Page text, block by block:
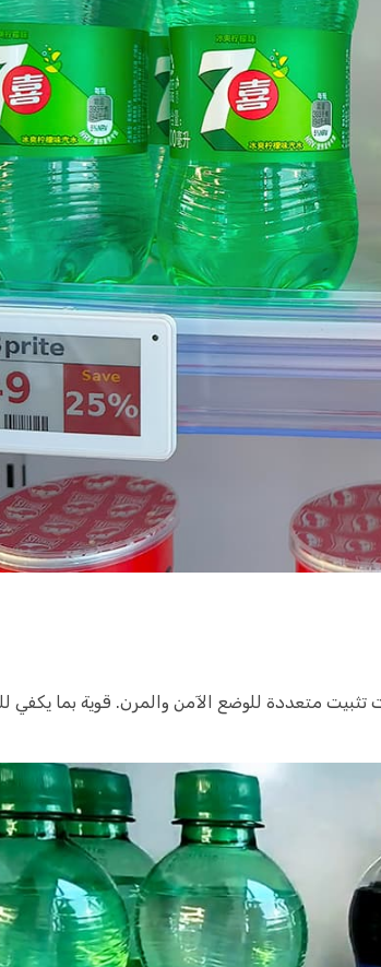
متعددة للوضع الآمن والمرن. قوية بما يكفي